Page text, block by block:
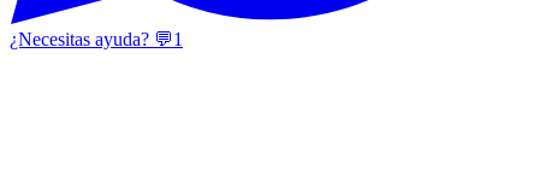
¿Necesitas ayuda? 💬1